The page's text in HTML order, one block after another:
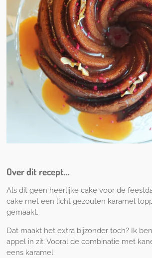
Over dit recept...
Als dit geen heerlijke cake voor de
cake met een licht gezouten karamel
gemaakt.
Dat maakt het extra bijzonder toch? Ik
appel in zit. Vooral de combinatie met
eens karamel.